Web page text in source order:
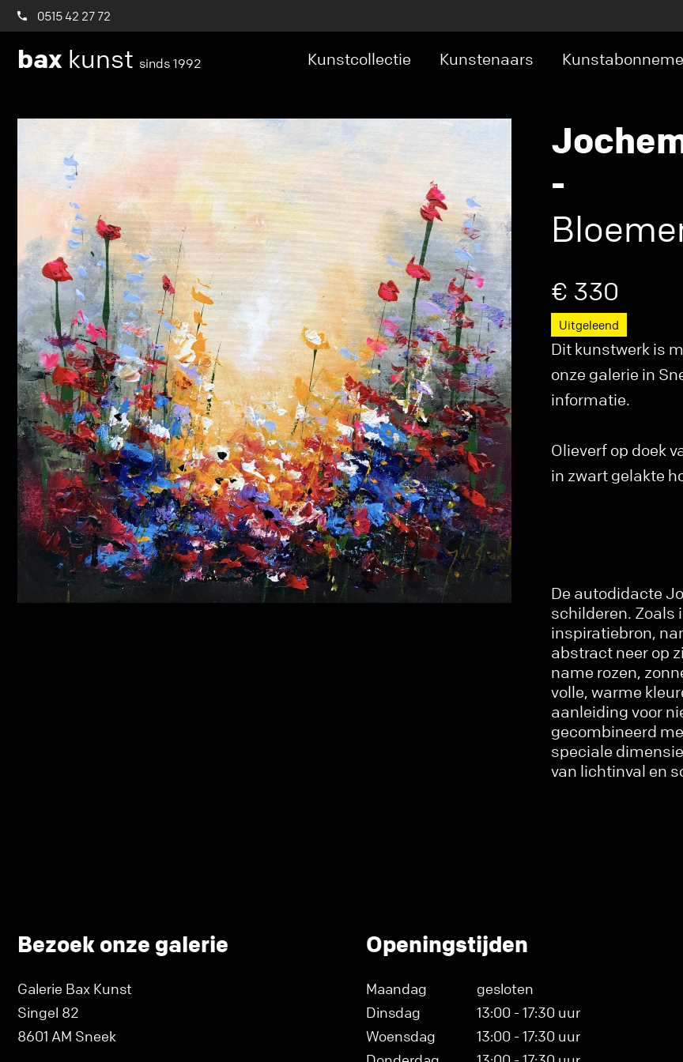
0515 42 27 72
bax kunst sinds 1992 Kunstcollectie Kunstenaars
-
€ 330
Uitgeleend
Dit kunstwerk is
onze galerie in
informatie.
Olieverf op doek
in zwart gelakte
De autodidacte
schilderen. Zoals
inspiratiebron,
abstract neer op
name rozen,
volle, warme
aanleiding voor
gecombineerd
speciale
van lichtinval en
Bezoek onze galerie
Galerie Bax Kunst
Singel 82
8601 AM Sneek
Openingstijden
Maandag
gesloten
Dinsdag
13:00 - 17:30 uur
Woensdag
13:00 - 17:30 uur